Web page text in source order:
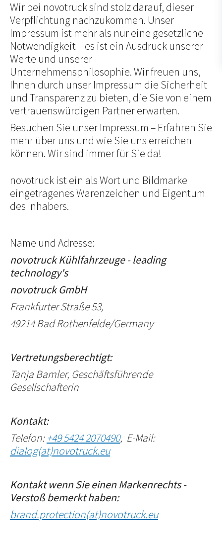
Wir bei novotruck sind stolz darauf, dieser
Verpflichtung nachzukommen. Unser
Impressum ist mehr als nur eine gesetzliche
Notwendigkeit – es ist ein Ausdruck unserer
Werte und unserer
Unternehmensphilosophie. Wir freuen uns,
Ihnen durch unser Impressum die Sicherheit
und Transparenz zu bieten, die Sie von einem
vertrauenswürdigen Partner erwarten.
Besuchen Sie unser Impressum – Erfahren Sie
mehr über uns und wie Sie uns erreichen
können. Wir sind immer für Sie da!
novotruck ist ein als Wort und Bildmarke
eingetragenes Warenzeichen und Eigentum
des Inhabers.
Name und Adresse:
novotruck Kühlfahrzeuge - leading
technology's
novotruck GmbH
Frankfurter Straße 53,
49214 Bad Rothenfelde/Germany
Vertretungsberechtigt:
Tanja Bamler, Geschäftsführende
Gesellschafterin
Kontakt:
Telefon:+49 5424 2070490, E-Mail:
dialog(at)novotruck.eu
Kontakt wenn Sie einen Markenrechts -
Verstoß bemerkt haben:
brand.protection(at)novotruck.eu